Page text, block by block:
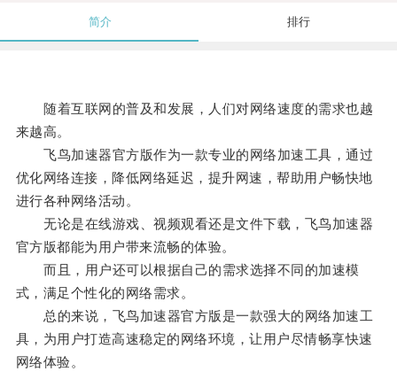
简介 排行
随着互联网的普及和发展，人们对网络速度的需求也越
来越高。
飞鸟加速器官方版作为一款专业的网络加速工具，通过
优化网络连接，降低网络延迟，提升网速，帮助用户畅快地
进行各种网络活动。
无论是在线游戏、视频观看还是文件下载，飞鸟加速器
官方版都能为用户带来流畅的体验。
而且，用户还可以根据自己的需求选择不同的加速模
式，满足个性化的网络需求。
总的来说，飞鸟加速器官方版是一款强大的网络加速工
具，为用户打造高速稳定的网络环境，让用户尽情畅享快速
网络体验。